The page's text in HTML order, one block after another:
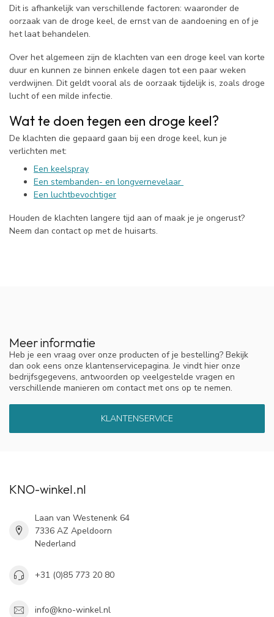
Dit is afhankelijk van verschillende factoren: waaronder de
oorzaak van de droge keel, de ernst van de aandoening en of je
het laat behandelen.
Over het algemeen zijn de klachten van een droge keel van korte
duur en kunnen ze binnen enkele dagen tot een paar weken
verdwijnen. Dit geldt vooral als de oorzaak tijdelijk is, zoals droge
lucht of een milde infectie.
Wat te doen tegen een droge keel?
De klachten die gepaard gaan bij een droge keel, kun je
verlichten met:
Een keelspray
Een stembanden- en longvernevelaar
Een luchtbevochtiger
Houden de klachten langere tijd aan of maak je je ongerust?
Neem dan contact op met de huisarts.
Meer informatie
Heb je een vraag over onze producten of je bestelling? Bekijk
dan ook eens onze klantenservicepagina. Je vindt hier onze
bedrijfsgegevens, antwoorden op veelgestelde vragen en
verschillende manieren om contact met ons op te nemen.
KLANTENSERVICE
KNO-winkel.nl
Laan van Westenenk 64
7336 AZ Apeldoorn
Nederland
+31 (0)85 773 20 80
info@kno-winkel.nl